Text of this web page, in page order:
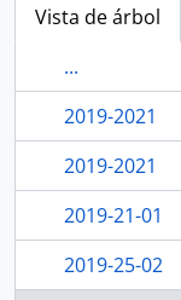
Vista de árbol
...
2019-2021
2019-2021
2019-21-01
2019-25-02